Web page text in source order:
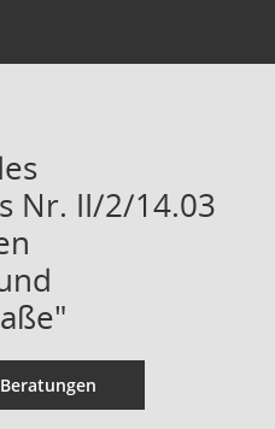
Nr. II/2/14.03
Beratungen